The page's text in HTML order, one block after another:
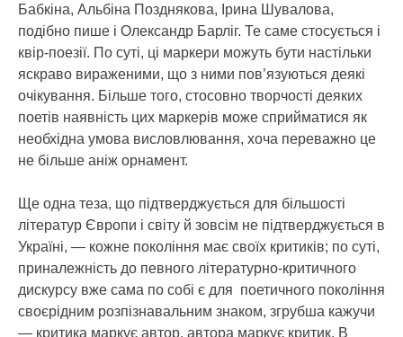
Бабкіна, Альбіна Позднякова, Ірина Шувалова,
подібно пише і Олександр Барліг. Те саме стосується і
квір-поезії. По суті, ці маркери можуть бути настільки
яскраво вираженими, що з ними пов’язуються деякі
очікування. Більше того, стосовно творчості деяких
поетів наявність цих маркерів може сприйматися як
необхідна умова висловлювання, хоча переважно це
не більше аніж орнамент.
Ще одна теза, що підтверджується для більшості
літератур Європи і світу й зовсім не підтверджується в
Україні, — кожне покоління має своїх критиків; по суті,
приналежність до певного літературно-критичного
дискурсу вже сама по собі є для поетичного покоління
своєрідним розпізнавальним знаком, згрубша кажучи
— критика маркує автор, автора маркує критик. В